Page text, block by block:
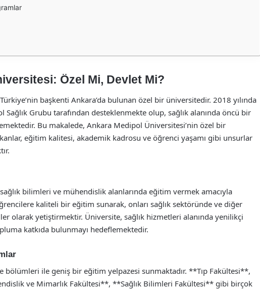
Özel Mi, Devlet Mi?
başkenti Ankara’da bulunan özel bir üniversitedir. 2018 yılında
Grubu tarafından desteklenmekte olup, sağlık alanında öncü bir
Bu makalede, Ankara Medipol Üniversitesi’nin özel bir
eğitim kalitesi, akademik kadrosu ve öğrenci yaşamı gibi unsurlar
bilimleri ve mühendislik alanlarında eğitim vermek amacıyla
kaliteli bir eğitim sunarak, onları sağlık sektöründe ve diğer
olarak yetiştirmektir. Üniversite, sağlık hizmetleri alanında yenilikçi
katkıda bulunmayı hedeflemektedir.
bölümleri ile geniş bir eğitim yelpazesi sunmaktadır. **Tıp Fakültesi**,
ve Mimarlık Fakültesi**, **Sağlık Bilimleri Fakültesi** gibi birçok